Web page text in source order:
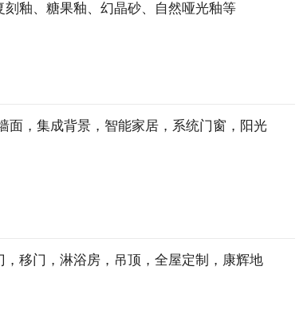
釉、糖果釉、幻晶砂、自然哑光釉等
面，集成背景，智能家居，系统门窗，阳光
移门，淋浴房，吊顶，全屋定制，康辉地